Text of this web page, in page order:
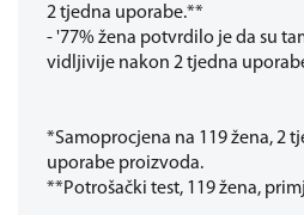
2 tjedna uporabe.**
- '77% žena potvrdilo je da su
vidljivije nakon 2 tjedna
*Samoprocjena na 119 žena, 2
uporabe proizvoda.
**Potrošački test, 119 žena,